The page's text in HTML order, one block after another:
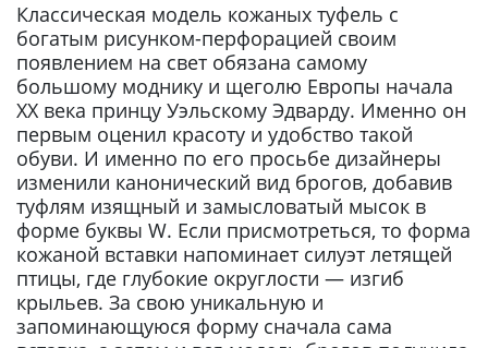
Классическая модель кожаных туфель с
богатым рисунком-перфорацией своим
появлением на свет обязана самому
большому моднику и щеголю Европы начала
XX века принцу Уэльскому Эдварду. Именно он
первым оценил красоту и удобство такой
обуви. И именно по его просьбе дизайнеры
изменили канонический вид брогов, добавив
туфлям изящный и замысловатый мысок в
форме буквы W. Если присмотреться, то форма
кожаной вставки напоминает силуэт летящей
птицы, где глубокие округлости — изгиб
крыльев. За свою уникальную и
запоминающуюся форму сначала сама